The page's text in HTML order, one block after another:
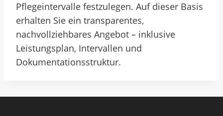
Pflegeintervalle festzulegen. Auf dieser Basis
erhalten Sie ein transparentes,
nachvollziehbares Angebot – inklusive
Leistungsplan, Intervallen und
Dokumentationsstruktur.